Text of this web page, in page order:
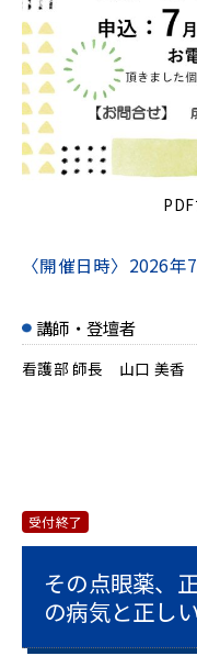
〈開催日時〉 2026年
講師・登壇者
看護部 師長 山口 美香
受付終了
その点眼薬、
の病気と正し